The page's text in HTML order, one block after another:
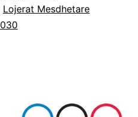
Lojerat Mesdhetare